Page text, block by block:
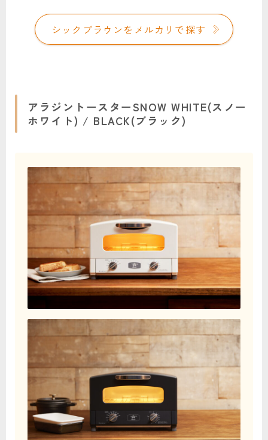
シックブラウンをメルカリで探す
アラジントースターSNOW WHITE(スノー
ホワイト) / BLACK(ブラック)